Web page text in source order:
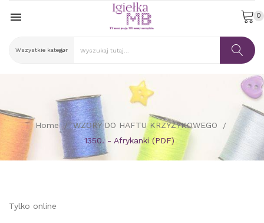
 0
Home
WZORY DO HAFTU KRZYŻYKOWEGO
1350. - Afrykanki (PDF)
Tylko online